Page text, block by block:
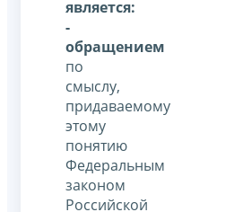
является:
-
обращением
по
смыслу,
придаваемому
этому
понятию
Федеральным
законом
Российской